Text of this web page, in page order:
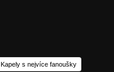
Kapely s nejvíce fanoušky